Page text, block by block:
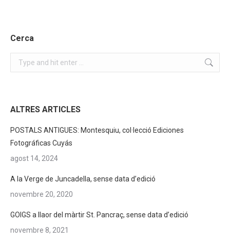
Cerca
Search:
ALTRES ARTICLES
POSTALS ANTIGUES: Montesquiu, col·lecció Ediciones
Fotográficas Cuyás
agost 14, 2024
A la Verge de Juncadella, sense data d’edició
novembre 20, 2020
GOIGS a llaor del màrtir St. Pancraç, sense data d’edició
novembre 8, 2021